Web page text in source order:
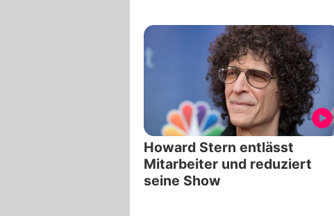
Howard Stern entlässt
Mitarbeiter und reduziert
seine Show